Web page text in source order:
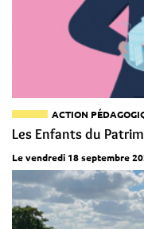
ACTION
Les Enfants du
Le vendredi 18 septembre